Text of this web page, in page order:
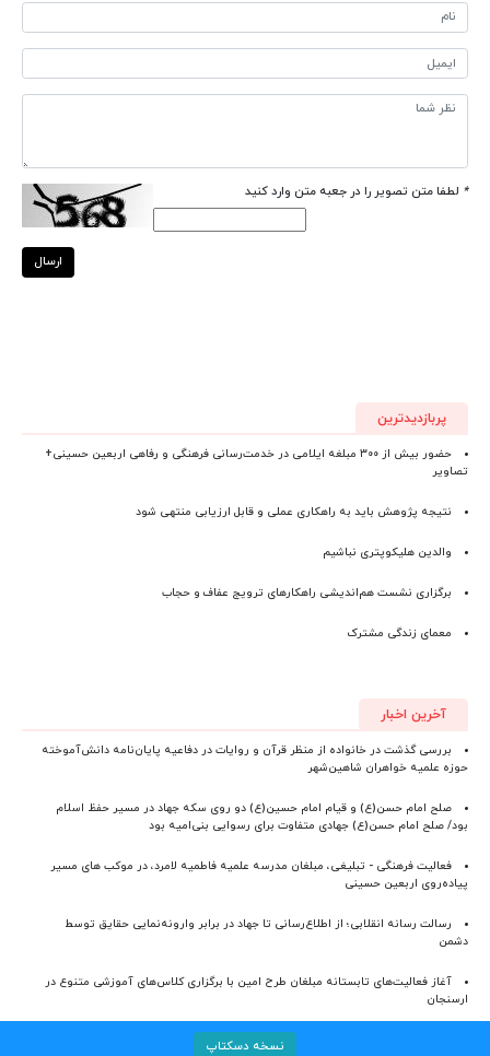
* لطفا متن تصویر را در جعبه متن وارد کنید
ارسال
پربازدیدترین
حضور بیش از ۳۰۰ مبلغه ایلامی در خدمت‌رسانی فرهنگی و رفاهی اربعین حسینی+
تصاویر
نتیجه پژوهش باید به راهکاری عملی و قابل ارزیابی منتهی شود
والدین هلیکوپتری نباشیم
برگزاری نشست هم‌اندیشی راهکارهای ترویج عفاف و حجاب
معمای زندگی مشترک
آخرین اخبار
بررسی گذشت در خانواده از منظر قرآن و روایات در دفاعیه پایان‌نامه دانش‌آموخته
حوزه علمیه خواهران شاهین‌شهر
صلح امام حسن(ع) و قیام امام حسین(ع) دو روی سکه جهاد در مسیر حفظ اسلام
بود/ صلح امام حسن(ع) جهادی متفاوت برای رسوایی بنی‌امیه بود
فعالیت فرهنگی - تبلیغی، مبلغان مدرسه علمیه فاطمیه لامرد، در موکب های مسیر
پیاده‌روی اربعین حسینی
رسالت رسانه انقلابی؛ از اطلاع‌رسانی تا جهاد در برابر وارونه‌نمایی حقایق توسط
دشمن
آغاز فعالیت‌های تابستانه مبلغان طرح امین با برگزاری کلاس‌های آموزشی متنوع در
ارسنجان
نسخه دسکتاپ